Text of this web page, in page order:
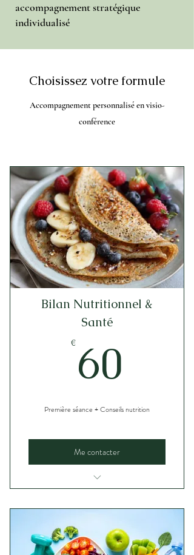
accompagnement stratégique
individualisé
Choisissez votre formule
Accompagnement personnalisé en visio-
conférence
Bilan Nutritionnel &
Santé
€ 60
Première séance + Conseils nutrition
Me contacter
nutritionnel & sportif
Plan d’action pour atteindre vos